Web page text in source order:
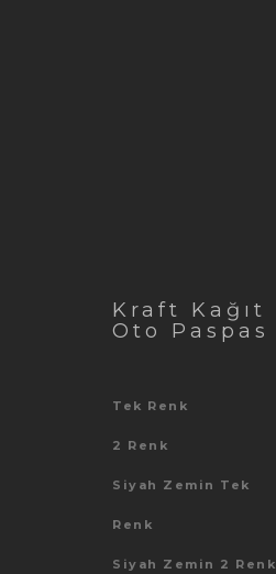
Kraft Kağıt
Oto Paspas
Tek Renk
2 Renk
Siyah Zemin Tek
Renk
Siyah Zemin 2 Renk